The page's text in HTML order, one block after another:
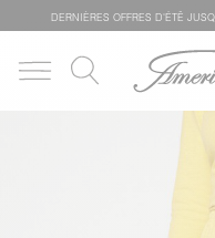
DERNIÈRES OFFRES D'ÉTÊ